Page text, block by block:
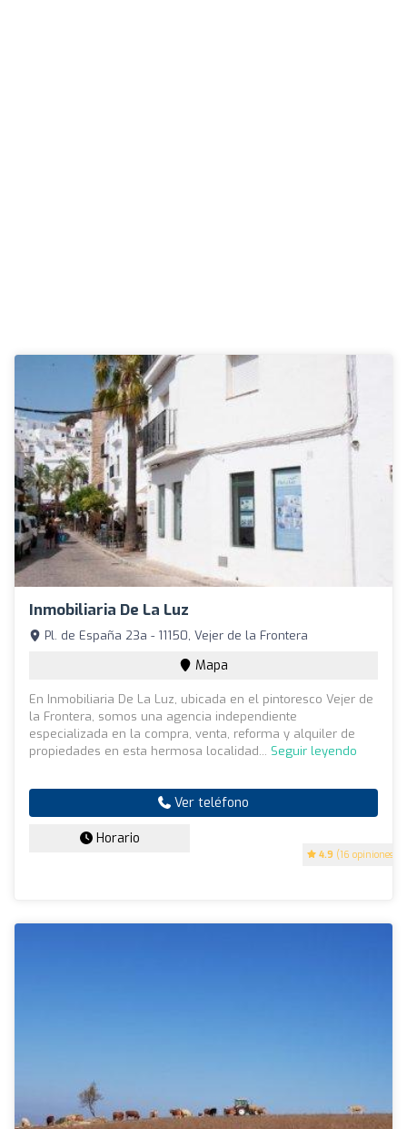
Inmobiliaria De La Luz
4.9 (16 opiniones)
Pl. de España 23a - 11150, Vejer de la Frontera
Mapa
En Inmobiliaria De La Luz, ubicada en el pintoresco Vejer de
la Frontera, somos una agencia independiente
especializada en la compra, venta, reforma y alquiler de
propiedades en esta hermosa localidad... Seguir leyendo
Ver teléfono
Horario